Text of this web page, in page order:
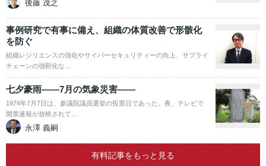
後藤 茂之
事例研究で有事に備え、組織の体質改善で形骸化
を防ぐ
組織レジリエンスの強化やサイバーセキュリティーの向上、サプライ
チェーンの強靭化な…
七夕豪雨――7月の気象災害――
1974年7月7日は、参議院議員選挙の投票日であった。夜、テレビで
開票速報が放映されて…
永澤 義嗣
有料記事をもっと見る